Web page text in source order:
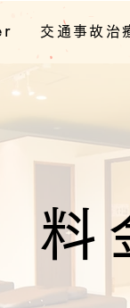
交通事故治
料